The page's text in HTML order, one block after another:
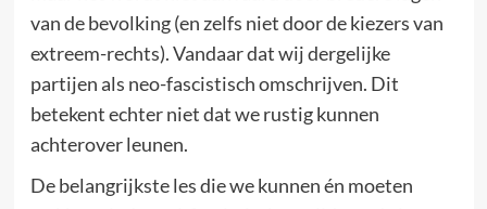
van de bevolking (en zelfs niet door de kiezers van
extreem-rechts). Vandaar dat wij dergelijke
partijen als neo-fascistisch omschrijven. Dit
betekent echter niet dat we rustig kunnen
achterover leunen.
De belangrijkste les die we kunnen én moeten